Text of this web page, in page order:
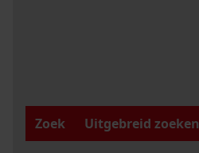
Zoek
Uitgebreid zoeken